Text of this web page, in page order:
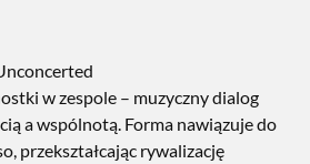
w zespole – muzyczny dialog
a wspólnotą. Forma nawiązuje do
przekształcając rywalizację